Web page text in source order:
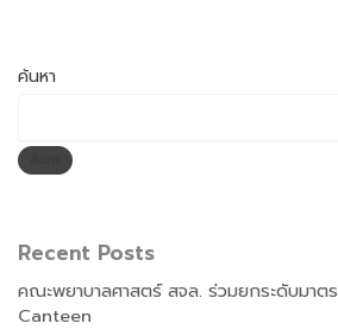
ค้นหา
Recent Posts
คณะพยาบาลศาสตร์ สจล. ร่วมยกระดับมาต
Canteen